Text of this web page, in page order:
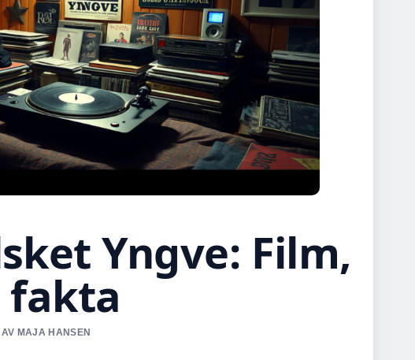
Yngve: Film,
fakta
MAJA HANSEN